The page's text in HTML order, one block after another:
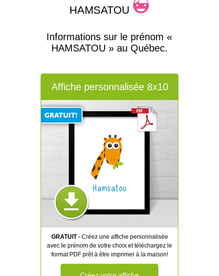
HAMSATOU
Informations sur le prénom «
HAMSATOU » au Québec.
Affiche personnalisée 8x10
Hamsatou
GRATUIT- Créez une affiche personnalisée
avec le prénom de votre choix et téléchargez le
format PDF prêt à être imprimer à la maison!